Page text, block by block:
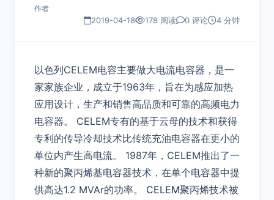
作者
2019-04-18 178 阅读 0 评论 4 分钟
以色列CELEM电容主要做大电流电容器，是一
家家族企业，成立于1963年，旨在为感应加热
应用设计，生产和销售高品质和可靠的高频电力
电容器。 CELEM专有的基于云母的技术和获得
专利的传导冷却技术比传统充油电容器在更小的
单位内产生高电流。 1987年，CELEM推出了一
种新的聚丙烯基电容器技术，在单个电容器中提
供高达1.2 MVAr的功率。 CELEM聚丙烯技术被